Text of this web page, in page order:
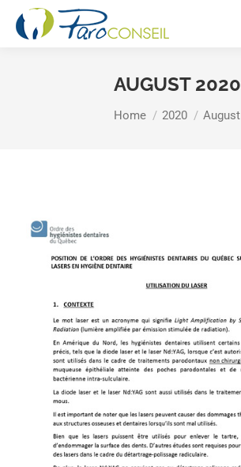
AUGUST 2020
You are here:
Home 2020 August